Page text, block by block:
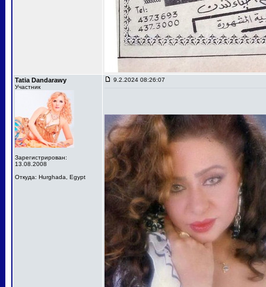
Tatia Dandarawy
Участник
Зарегистрирован:
13.08.2008
Откуда: Hurghada, Egypt
9.2.2024 08:26:07